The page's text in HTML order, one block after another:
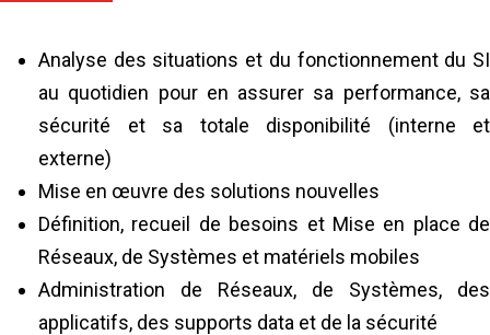
Analyse des situations et du fonctionnement du SI
au quotidien pour en assurer sa performance, sa
sécurité et sa totale disponibilité (interne et
externe)
Mise en œuvre des solutions nouvelles
Définition, recueil de besoins et Mise en place de
Réseaux, de Systèmes et matériels mobiles
Administration de Réseaux, de Systèmes, des
applicatifs, des supports data et de la sécurité